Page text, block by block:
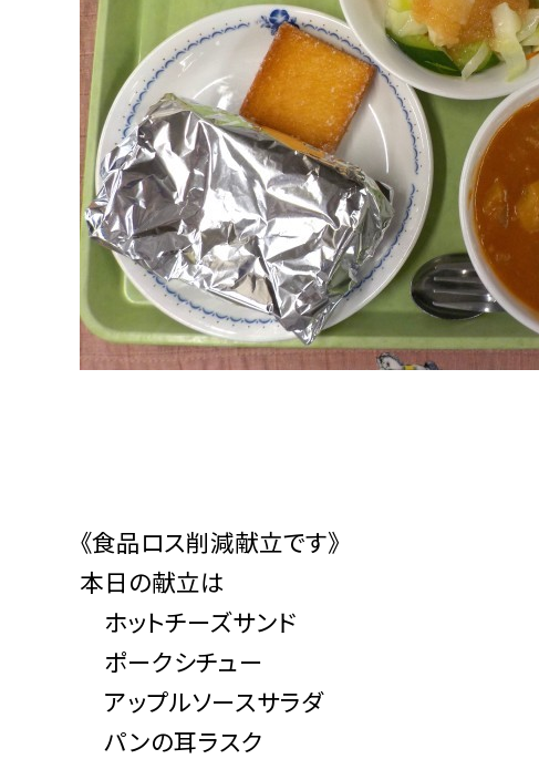
《食品ロス削減献立です》
本日の献立は
ホットチーズサンド
ポークシチュー
アップルソースサラダ
パンの耳ラスク